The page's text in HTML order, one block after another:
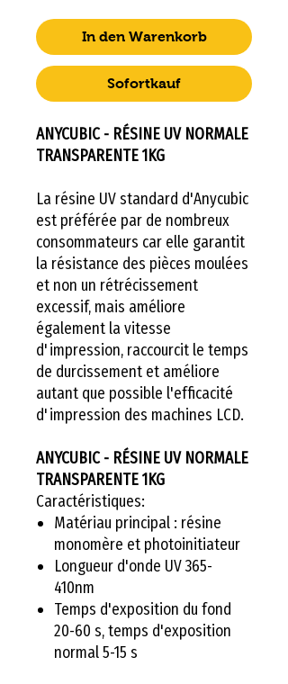
In den Warenkorb
Sofortkauf
ANYCUBIC - RÉSINE UV NORMALE
TRANSPARENTE 1KG
La résine UV standard d'Anycubic
est préférée par de nombreux
consommateurs car elle garantit
la résistance des pièces moulées
et non un rétrécissement
excessif, mais améliore
également la vitesse
d'impression, raccourcit le temps
de durcissement et améliore
autant que possible l'efficacité
d'impression des machines LCD.
ANYCUBIC - RÉSINE UV NORMALE
TRANSPARENTE 1KG
Caractéristiques:
Matériau principal : résine
monomère et photoinitiateur
Longueur d'onde UV 365-
410nm
Temps d'exposition du fond
20-60 s, temps d'exposition
normal 5-15 s